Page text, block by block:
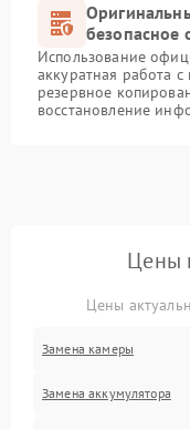
безопасное
Использование
аккуратная работа
резервное
восстановление
Цены
Цены
Замена камеры
Замена аккумулятора